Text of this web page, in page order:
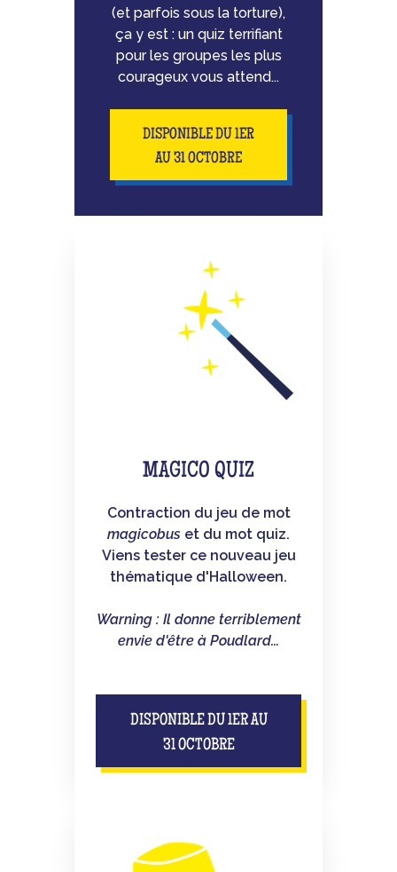
(et parfois sous la torture),
ça y est : un quiz terrifiant
pour les groupes les plus
courageux vous attend...
DISPONIBLE DU 1ER
AU 31 OCTOBRE
MAGICO QUIZ
Contraction du jeu de mot
magicobus et du mot quiz.
Viens tester ce nouveau jeu
thématique d'Halloween.
Warning : Il donne terriblement
envie d'être à Poudlard...
DISPONIBLE DU 1ER AU
31 OCTOBRE